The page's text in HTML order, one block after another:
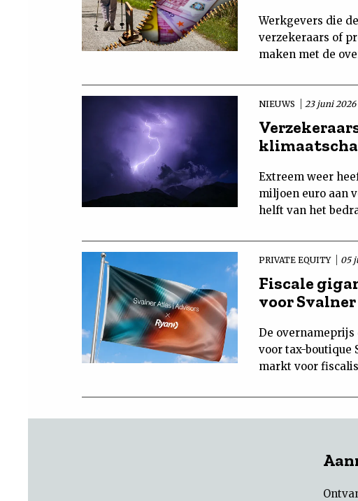
Werkgevers die
verzekeraars of
maken met de
NIEUWS 23 juni 2026
Extreem weer
miljoen euro aan
helft van het
PRIVATE EQUITY 05
Fiscale
voor
De
voor tax-boutique
markt voor